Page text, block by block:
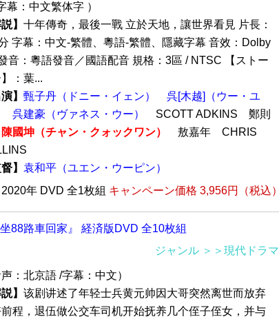
幕：中文繁体字 ）
】 十年傳奇，最後一戰 立於天地，讓世界看見 片長：
字幕：中文-繁體、粵語-繁體、隱藏字幕 音效：Dolby
音：粵語發音／國語配音 規格：3區 / NTSC 【ストー
】：葉...
】 甄子丹（ドニー・イェン）
呉[木越]（ウー・ユ
呉建豪（ヴァネス・ウー）
SCOTT ADKINS 鄭則
陳國坤（チャン・クォックワン）
敖嘉年 CHRIS
】 袁和平（ユエン・ウーピン）
2020年 DVD 全1枚組 キャンペーン価格 3,956円（税込）
坐88路車回家』 経済版DVD 全10枚組
ジャンル ＞＞現代ドラマ
声：北京語 /字幕：中文）
】 该剧讲述了年轻士兵黄元帅因大哥突然离世而放弃
程，退伍做公交车司机开始抚养几个侄子侄女，并与